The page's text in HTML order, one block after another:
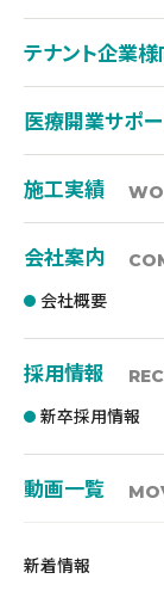
テナント企業
医療開業サポ
施工実績
会社案内
会社概要
採用情報
新卒採用情報
動画一覧
新着情報